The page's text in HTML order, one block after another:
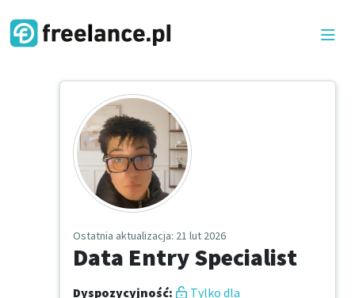
Ostatnia aktualizacja: 21 lut 2026
Data Entry Specialist
Dyspozycyjność:
Tylko dla